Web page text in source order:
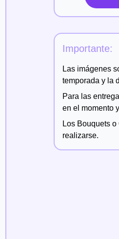
Importante:
Las imágenes
temporada y la
Para las
en el momento
Los Bouquets o
realizarse.